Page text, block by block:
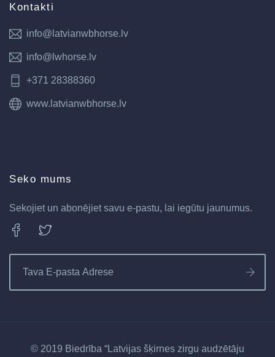
Kontakti
info@latvianwbhorse.lv
info@lwhorse.lv
+371 28388360
www.latvianwbhorse.lv
Seko mums
Sekojiet un abonējiet savu e-pastu, lai iegūtu jaunumus.
© 2019 Biedrība “Latvijas šķirnes zirgu audzētāju